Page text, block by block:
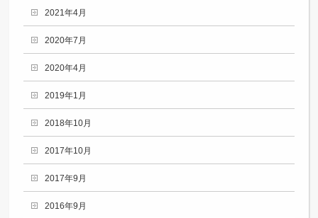
2021年4月
2020年7月
2020年4月
2019年1月
2018年10月
2017年10月
2017年9月
2016年9月